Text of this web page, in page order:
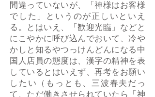
間違っていないが、「神様はお客様
でした」というのが正しいといえ
る。とはいえ、「歓迎光臨」などと
にこやかに呼び込んでおいて、冷や
かしと知るやつっけんどんになる中
国人店員の態度は、漢字の精神を表
しているとはいえず、再考をお願い
したい（もっとも、三波春夫だっ